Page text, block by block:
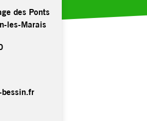
des Ponts
les-Marais
bessin.fr